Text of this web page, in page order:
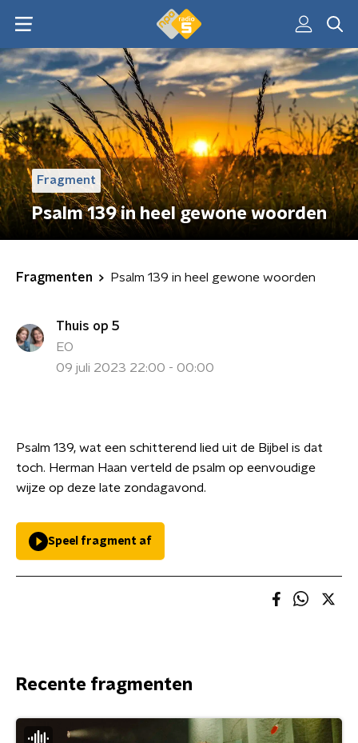
Fragment
Psalm 139 in heel gewone woorden
Fragmenten Psalm 139 in heel gewone woorden
Thuis op 5
EO
09 juli 2023 22:00 - 00:00
Psalm 139, wat een schitterend lied uit de Bijbel is dat
toch. Herman Haan verteld de psalm op eenvoudige
wijze op deze late zondagavond.
Speel fragment af
Recente fragmenten